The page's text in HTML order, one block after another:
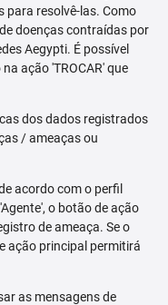
para resolvê-las. Como
doenças contraídas por
Aegypti. É possível
ação 'TROCAR' que
dos dados registrados
/ ameaças ou
acordo com o perfil
o botão de ação
de ameaça. Se o
ação principal permitirá
as mensagens de